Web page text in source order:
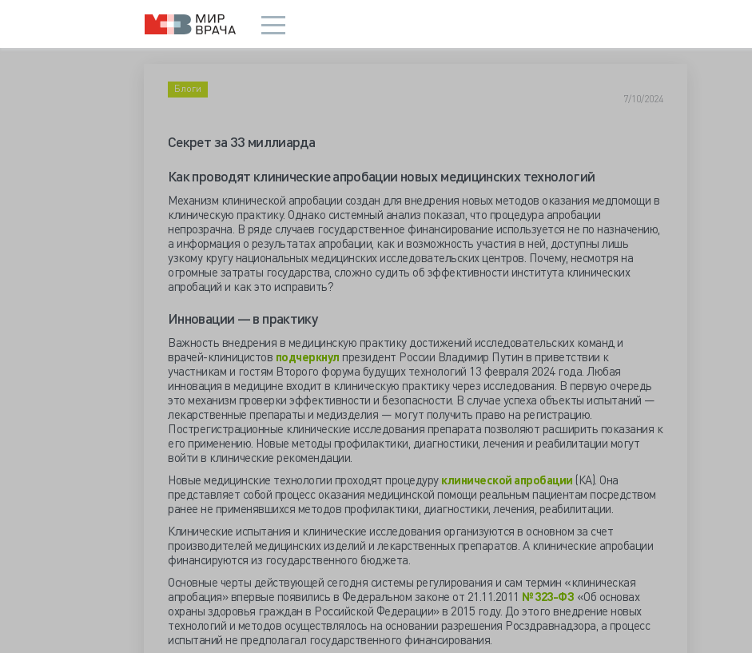
Блоги
7/10/2024
Секрет за 33 миллиарда
Как проводят клинические апробации новых медицинских технологий
Механизм клинической апробации создан для внедрения новых методов оказания медпомощи в
клиническую практику. Однако системный анализ показал, что процедура апробации
непрозрачна. В ряде случаев государственное финансирование используется не по назначению,
а информация о результатах апробации, как и возможность участия в ней, доступны лишь
узкому кругу национальных медицинских исследовательских центров. Почему, несмотря на
огромные затраты государства, сложно судить об эффективности института клинических
апробаций и как это исправить?
Инновации — в практику
Важность внедрения в медицинскую практику достижений исследовательских команд и
врачей-клиницистов подчеркнул президент России Владимир Путин в приветствии к
участникам и гостям Второго форума будущих технологий 13 февраля 2024 года. Любая
инновация в медицине входит в клиническую практику через исследования. В первую очередь
это механизм проверки эффективности и безопасности. В случае успеха объекты испытаний —
лекарственные препараты и медизделия — могут получить право на регистрацию.
Пострегистрационные клинические исследования препарата позволяют расширить показания к
его применению. Новые методы профилактики, диагностики, лечения и реабилитации могут
войти в клинические рекомендации.
Новые медицинские технологии проходят процедуру клинической апробации (КА). Она
представляет собой процесс оказания медицинской помощи реальным пациентам посредством
ранее не применявшихся методов профилактики, диагностики, лечения, реабилитации.
Клинические испытания и клинические исследования организуются в основном за счет
производителей медицинских изделий и лекарственных препаратов. А клинические апробации
финансируются из государственного бюджета.
Основные черты действующей сегодня системы регулирования и сам термин «клиническая
апробация» впервые появились в Федеральном законе от 21.11.2011 № 323-ФЗ «Об основах
охраны здоровья граждан в Российской Федерации» в 2015 году. До этого внедрение новых
технологий и методов осуществлялось на основании разрешения Росздравнадзора, а процесс
испытаний не предполагал государственного финансирования.